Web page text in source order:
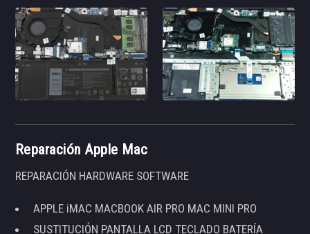
Reparación Apple Mac
REPARACIÓN HARDWARE SOFTWARE
APPLE iMAC MACBOOK AIR PRO MAC MINI PRO
SUSTITUCIÓN PANTALLA LCD TECLADO BATERÍA